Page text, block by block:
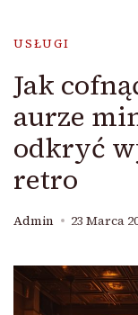
USŁUGI
Jak
aurze
odkryć
retro
Admin 23 Marca